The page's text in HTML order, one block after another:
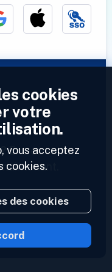
Entrez votre
cookies
votre
vous acceptez
cookies.
des cookies